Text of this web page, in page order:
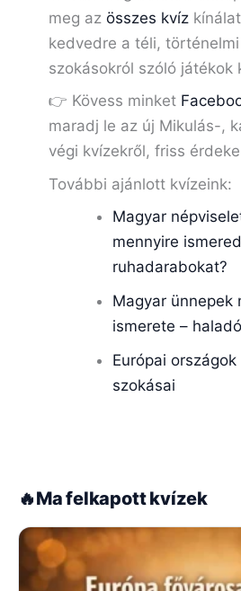
meg az összes kvíz
kedvedre a téli,
szokásokról szóló játékok
👉 Kövess minket
maradj le az új Mikulás-,
végi kvízekről, friss
További ajánlott kvízeink:
Magyar
mennyire
ruhadarabokat?
Magyar ünnepek
ismerete –
Európai
szokásai
🔥Ma felkapott kvízek